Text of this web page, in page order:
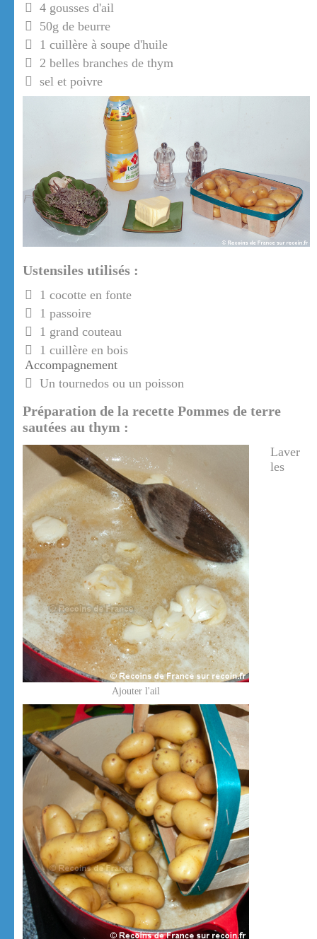
4 gousses d'ail
50g de beurre
1 cuillère à soupe d'huile
2 belles branches de thym
sel et poivre
Ustensiles utilisés :
1 cocotte en fonte
1 passoire
1 grand couteau
1 cuillère en bois
Accompagnement
Un tournedos ou un poisson
Préparation de la recette Pommes de terre
sautées au thym :
Ajouter l'ail
Laver
les